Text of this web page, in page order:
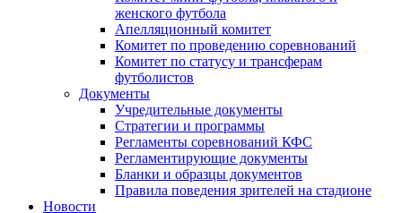
женского футбола
Апелляционный комитет
Комитет по проведению соревнований
Комитет по статусу и трансферам
футболистов
Документы
Учредительные документы
Стратегии и программы
Регламенты соревнований КФС
Регламентирующие документы
Бланки и образцы документов
Правила поведения зрителей на стадионе
Новости